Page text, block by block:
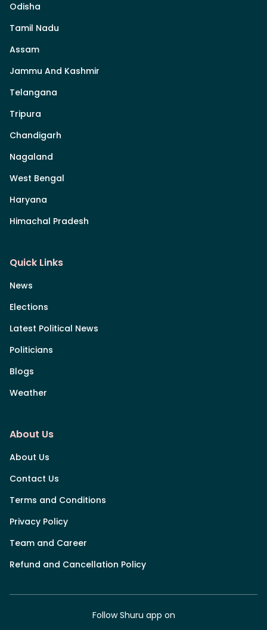
Odisha
Tamil Nadu
Assam
Jammu And Kashmir
Telangana
Tripura
Chandigarh
Nagaland
West Bengal
Haryana
Himachal Pradesh
Quick Links
News
Elections
Latest Political News
Politicians
Blogs
Weather
About Us
About Us
Contact Us
Terms and Conditions
Privacy Policy
Team and Career
Refund and Cancellation Policy
Follow Shuru app on